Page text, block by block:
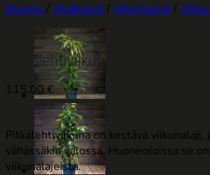
Etusivu / Sisäkasvit/ Viherkasvit/
Pitkälehtiviikuna Alii
115,00€
Pitkälehtiviikuna on kestävä viikunalaji,
vähässäkin valossa. Huoneoloissa se
viikunalajeista.